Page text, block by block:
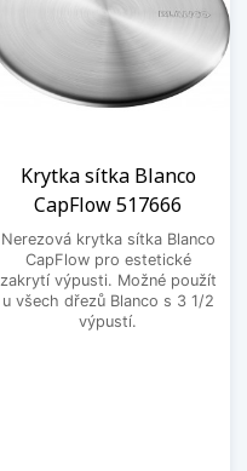
Krytka sítka Blanco
CapFlow 517666
Nerezová krytka sítka Blanco
CapFlow pro estetické
zakrytí výpusti. Možné použít
u všech dřezů Blanco s 3 1/2
výpustí.